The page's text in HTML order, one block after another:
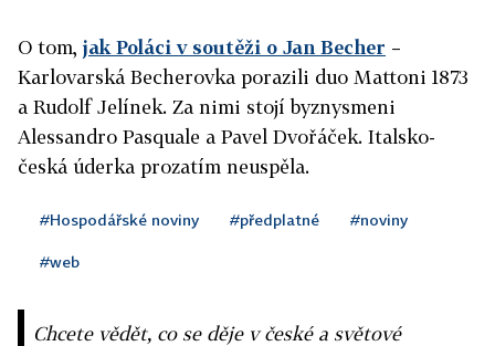
O tom,jak Poláci v soutěži o Jan Becher –
Karlovarská Becherovka porazili duo Mattoni 1873
a Rudolf Jelínek. Za nimi stojí byznysmeni
Alessandro Pasquale a Pavel Dvořáček. Italsko-
česká úderka prozatím neuspěla.
#Hospodářské noviny #předplatné #noviny
#web
Chcete vědět, co se děje v české a světové